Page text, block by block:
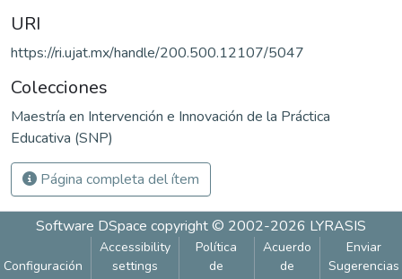
URI
https://ri.ujat.mx/handle/200.500.12107/5047
Colecciones
Maestría en Intervención e Innovación de la Práctica
Educativa (SNP)
Página completa del ítem
Software DSpace copyright © 2002-2026 LYRASIS
Configuración
Accessibility
settings
Política
de
Acuerdo
de
Enviar
Sugerencias